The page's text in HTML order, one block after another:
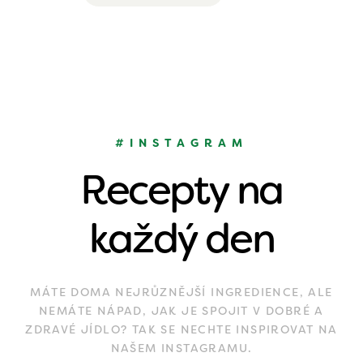
#INSTAGRAM
Recepty na
každý den
MÁTE DOMA NEJRŮZNĚJŠÍ INGREDIENCE, ALE
NEMÁTE NÁPAD, JAK JE SPOJIT V DOBRÉ A
ZDRAVÉ JÍDLO? TAK SE NECHTE INSPIROVAT NA
NAŠEM INSTAGRAMU.